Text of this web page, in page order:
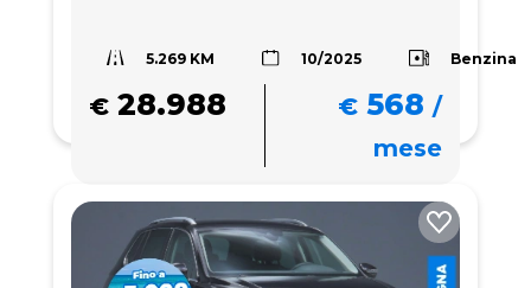
5.269 KM 10/2025 Benzina
€ 28.988 € 568 /
mese